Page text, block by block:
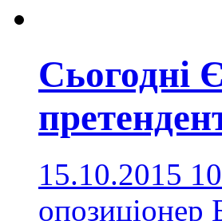
Сьогодні
15.10.2015
опозиціонер